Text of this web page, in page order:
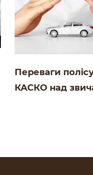
Переваги
КАСКО над